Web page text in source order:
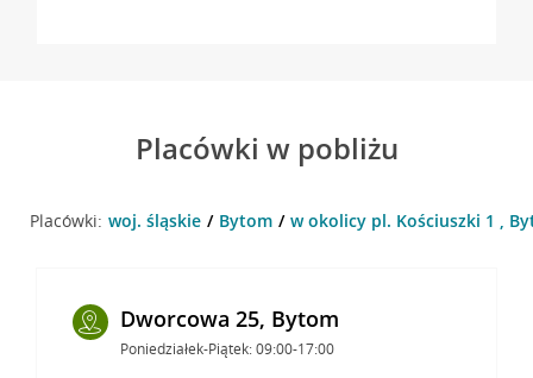
Placówki w pobliżu
Placówki: woj. śląskie Bytom w okolicy pl. Kościuszki 1 ,
Dworcowa 25, Bytom
Poniedziałek-Piątek: 09:00-17:00